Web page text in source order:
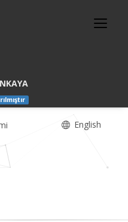
English